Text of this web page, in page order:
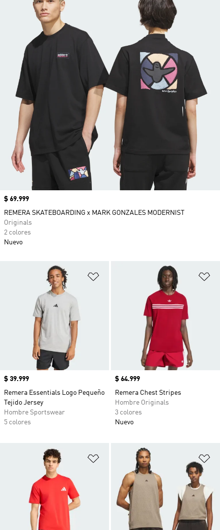
Añadir a la lista de deseos
Precio
$ 39.999
Remera Essentials Logo Pequeño
Tejido Jersey
Hombre Sportswear
5 colores
Precio
$ 64.999
Remera Chest Stripes
Hombre Originals
3 colores
Nuevo
Añadir a la lista de deseos
Precio
$ 69.999
REMERA SKATEBOARDING x MARK GONZALES MODERNIST
Originals
2 colores
Nuevo